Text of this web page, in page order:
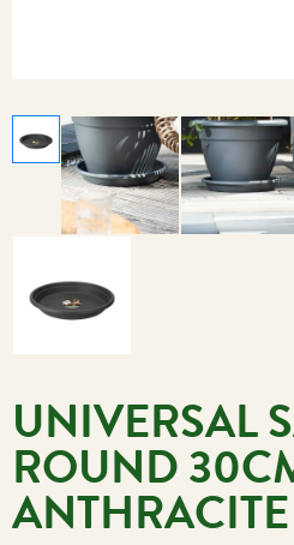
UNIVERSAL
ROUND
ANTHRACITE